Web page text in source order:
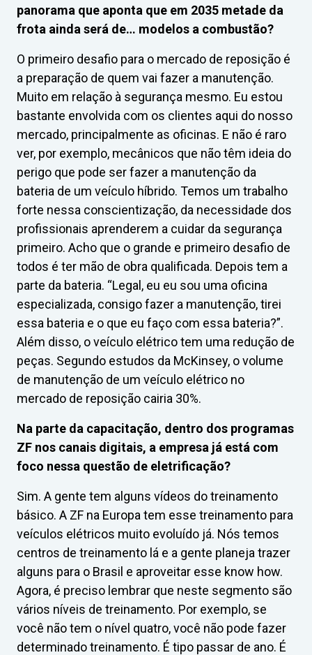
panorama que aponta que em 2035 metade da
frota ainda será de… modelos a combustão?
O primeiro desafio para o mercado de reposição é
a preparação de quem vai fazer a manutenção.
Muito em relação à segurança mesmo. Eu estou
bastante envolvida com os clientes aqui do nosso
mercado, principalmente as oficinas. E não é raro
ver, por exemplo, mecânicos que não têm ideia do
perigo que pode ser fazer a manutenção da
bateria de um veículo híbrido. Temos um trabalho
forte nessa conscientização, da necessidade dos
profissionais aprenderem a cuidar da segurança
primeiro. Acho que o grande e primeiro desafio de
todos é ter mão de obra qualificada. Depois tem a
parte da bateria. “Legal, eu eu sou uma oficina
especializada, consigo fazer a manutenção, tirei
essa bateria e o que eu faço com essa bateria?”.
Além disso, o veículo elétrico tem uma redução de
peças. Segundo estudos da McKinsey, o volume
de manutenção de um veículo elétrico no
mercado de reposição cairia 30%.
Na parte da capacitação, dentro dos programas
ZF nos canais digitais, a empresa já está com
foco nessa questão de eletrificação?
Sim. A gente tem alguns vídeos do treinamento
básico. A ZF na Europa tem esse treinamento para
veículos elétricos muito evoluído já. Nós temos
centros de treinamento lá e a gente planeja trazer
alguns para o Brasil e aproveitar esse know how.
Agora, é preciso lembrar que neste segmento são
vários níveis de treinamento. Por exemplo, se
você não tem o nível quatro, você não pode fazer
determinado treinamento. É tipo passar de ano. É